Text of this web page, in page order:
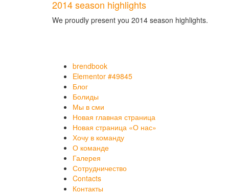
2014 season highlights
We proudly present you 2014 season highlights.
brendbook
Elementor #49845
Блог
Болиды
Мы в сми
Новая главная страница
Новая страница «О нас»
Хочу в команду
О команде
Галерея
Сотрудничество
Contacts
Контакты